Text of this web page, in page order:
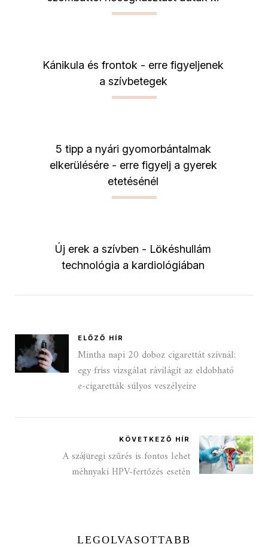
Kánikula és frontok - erre figyeljenek
a szívbetegek
5 tipp a nyári gyomorbántalmak
elkerülésére - erre figyelj a gyerek
etetésénél
Új erek a szívben - Lökéshullám
technológia a kardiológiában
ELŐZŐ HÍR
Mintha napi 20 doboz cigarettát szívnál:
egy friss vizsgálat rávilágít az eldobható
e‑cigaretták súlyos veszélyeire
KÖVETKEZŐ HÍR
A szájüregi szűrés is fontos lehet
méhnyaki HPV-fertőzés esetén
LEGOLVASOTTABB